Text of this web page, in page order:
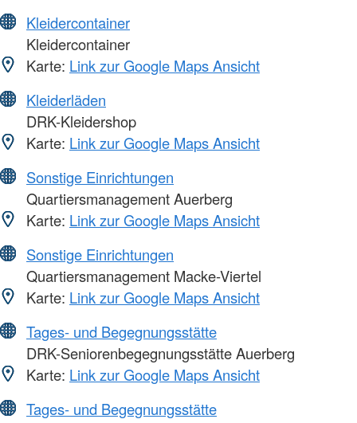
Kleidercontainer
Kleidercontainer
Karte: Link zur Google Maps Ansicht
Kleiderläden
DRK-Kleidershop
Karte: Link zur Google Maps Ansicht
Sonstige Einrichtungen
Quartiersmanagement Auerberg
Karte: Link zur Google Maps Ansicht
Sonstige Einrichtungen
Quartiersmanagement Macke-Viertel
Karte: Link zur Google Maps Ansicht
Tages- und Begegnungsstätte
DRK-Seniorenbegegnungsstätte Auerberg
Karte: Link zur Google Maps Ansicht
Tages- und Begegnungsstätte